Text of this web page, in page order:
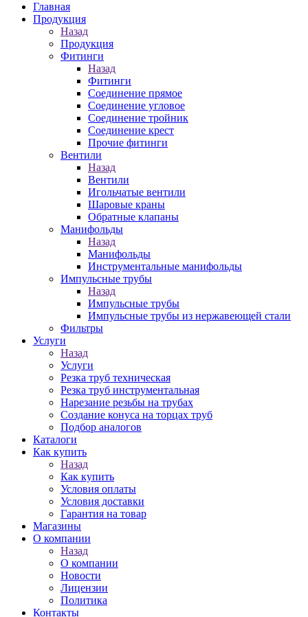
Главная
Продукция
Назад
Продукция
Фитинги
Назад
Фитинги
Соединение прямое
Соединение угловое
Соединение тройник
Соединение крест
Прочие фитинги
Вентили
Назад
Вентили
Игольчатые вентили
Шаровые краны
Обратные клапаны
Манифольды
Назад
Манифольды
Инструментальные манифольды
Импульсные трубы
Назад
Импульсные трубы
Импульсные трубы из нержавеющей стали
Фильтры
Услуги
Назад
Услуги
Резка труб техническая
Резка труб инструментальная
Нарезание резьбы на трубах
Создание конуса на торцах труб
Подбор аналогов
Каталоги
Как купить
Назад
Как купить
Условия оплаты
Условия доставки
Гарантия на товар
Магазины
О компании
Назад
О компании
Новости
Лицензии
Политика
Контакты